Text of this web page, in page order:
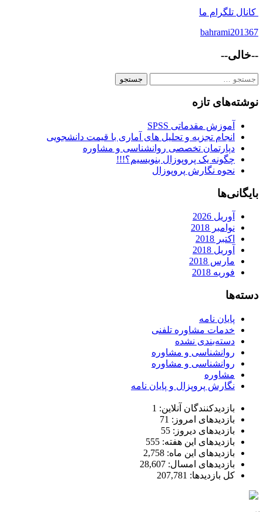
کانال تلگرام ما
bahrami201367
--خالی--
جستجو
نوشته‌های تازه
آموزش مقدماتی SPSS
انجام تجزیه و تحلیل های آماری با قیمت دانشجویی
دپارتمان تخصصی روانشناسی و مشاوره
چگونه یک پروپوزال بنویسیم؟!!!
نحوه نگارش پروپوزال
بایگانی‌ها
آوریل 2026
نوامبر 2018
اکتبر 2018
آوریل 2018
مارس 2018
فوریه 2018
دسته‌ها
پایان نامه
خدمات مشاوره تلفنی
دسته‌بندی نشده
روانشناسی و مشاوره
روانشناسی و مشاوره
مشاوره
نگارش پروپزال و پایان نامه
بازدیدکنندگان آنلاین: 1
بازدیدهای امروز: 71
بازدیدهای دیروز: 55
بازدیدهای این هفته: 555
بازدیدهای این ماه: 2,758
بازدیدهای امسال: 28,607
کل بازدیدها: 207,781